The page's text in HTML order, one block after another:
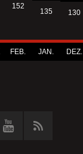
152
FEB.
135
JAN.
130
DEZ.